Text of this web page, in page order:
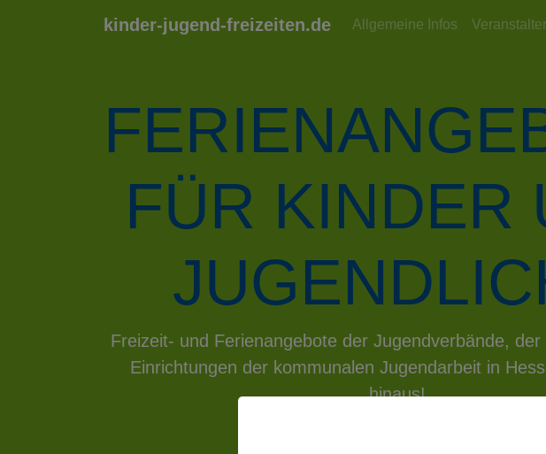
kinder-jugend-freizeiten.de Allgemeine Infos Veranstalter
FÜR KINDER
Freizeit- und Ferienangebote der Jugendverbände, der
Einrichtungen der kommunalen Jugendarbeit in
hinaus!